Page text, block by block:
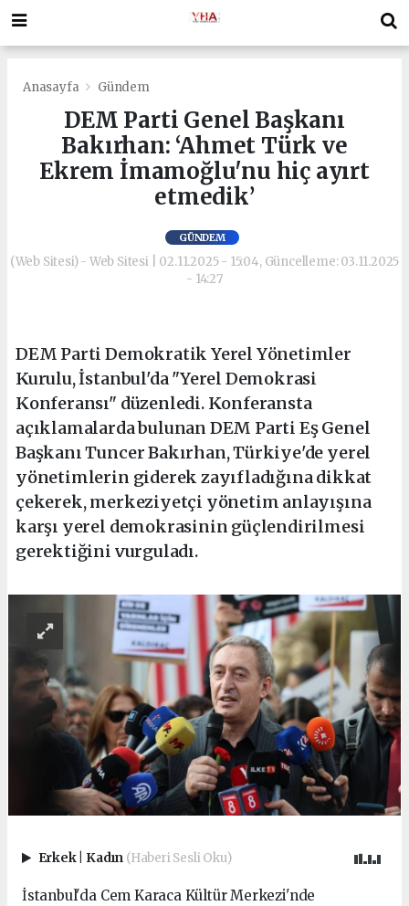
Anasayfa Gündem
DEM Parti Genel Başkanı
Bakırhan: ‘Ahmet Türk ve
Ekrem İmamoğlu'nu hiç ayırt
etmedik’
GÜNDEM
(Web Sitesi) - Web Sitesi | 02.11.2025 - 15:04, Güncelleme: 03.11.2025
- 14:27
DEM Parti Demokratik Yerel Yönetimler
Kurulu, İstanbul'da "Yerel Demokrasi
Konferansı" düzenledi. Konferansta
açıklamalarda bulunan DEM Parti Eş Genel
Başkanı Tuncer Bakırhan, Türkiye'de yerel
yönetimlerin giderek zayıfladığına dikkat
çekerek, merkeziyetçi yönetim anlayışına
karşı yerel demokrasinin güçlendirilmesi
gerektiğini vurguladı.
Erkek Kadın (Haberi Sesli Oku)
İstanbul'da Cem Karaca Kültür Merkezi'nde